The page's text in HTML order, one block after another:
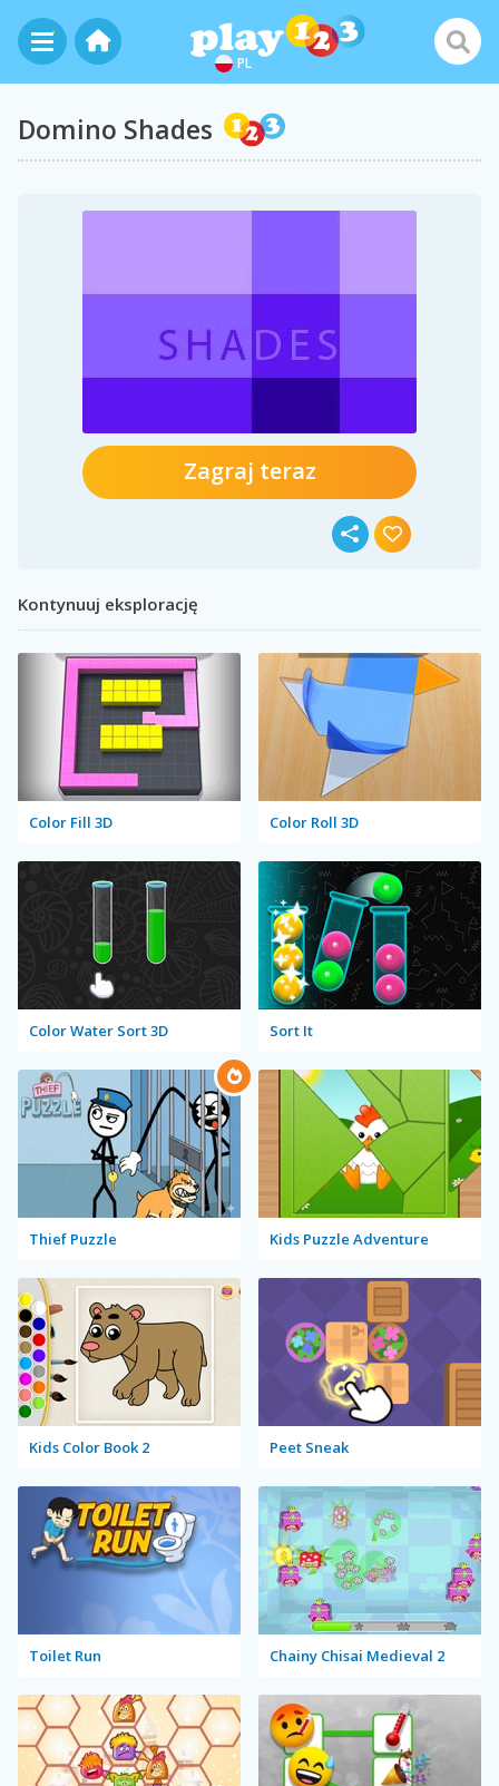
PL
Domino Shades
Zagraj teraz
Kontynuuj eksplorację
Color Fill 3D Color Roll 3D
Color Water Sort 3D Sort It
Thief Puzzle Kids Puzzle Adventure
Kids Color Book 2 Peet Sneak
Toilet Run Chainy Chisai Medieval 2